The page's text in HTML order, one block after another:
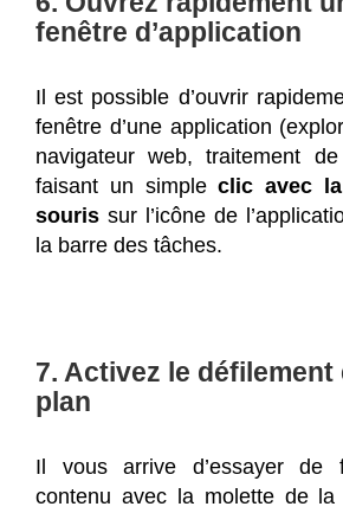
fenêtre d’application
Il est possible d’ouvrir
fenêtre d’une application
navigateur web, traitement
faisant un simpleclic avec
souris sur l’icône de
la barre des tâches.
7. Activez le défilement
plan
Il vous arrive d’essayer de
contenu avec la molette de